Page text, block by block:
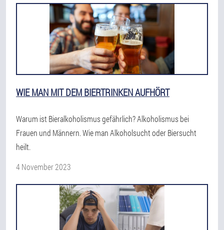
WIE MAN MIT DEM BIERTRINKEN AUFHÖRT
Warum ist Bieralkoholismus gefährlich? Alkoholismus bei
Frauen und Männern. Wie man Alkoholsucht oder Biersucht
heilt.
4 November 2023